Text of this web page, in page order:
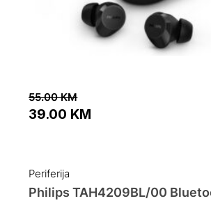
55.00KM
was:
55.00 KM.
39.00 KM
is:
39.00 KM.
Periferija
Philips TAH4209BL/00